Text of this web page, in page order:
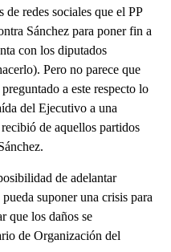
de redes sociales que el PP
Sánchez para poner fin a
con los diputados
Pero no parece que
a este respecto lo
del Ejecutivo a una
de aquellos partidos
de adelantar
suponer una crisis para
que los daños se
de Organización del